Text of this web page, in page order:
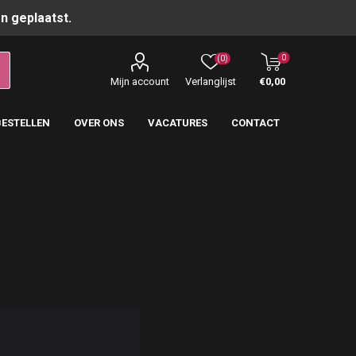
geplaatst.
Mijn account Verlanglijst
(0) 0
€0,00
OVER ONS VACATURES CONTACT